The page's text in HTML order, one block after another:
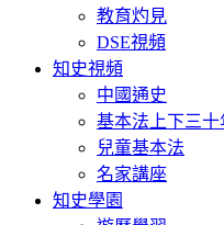
教育灼見
DSE視頻
知史視頻
中國通史
基本法上下三十
兒童基本法
名家講座
知史學園